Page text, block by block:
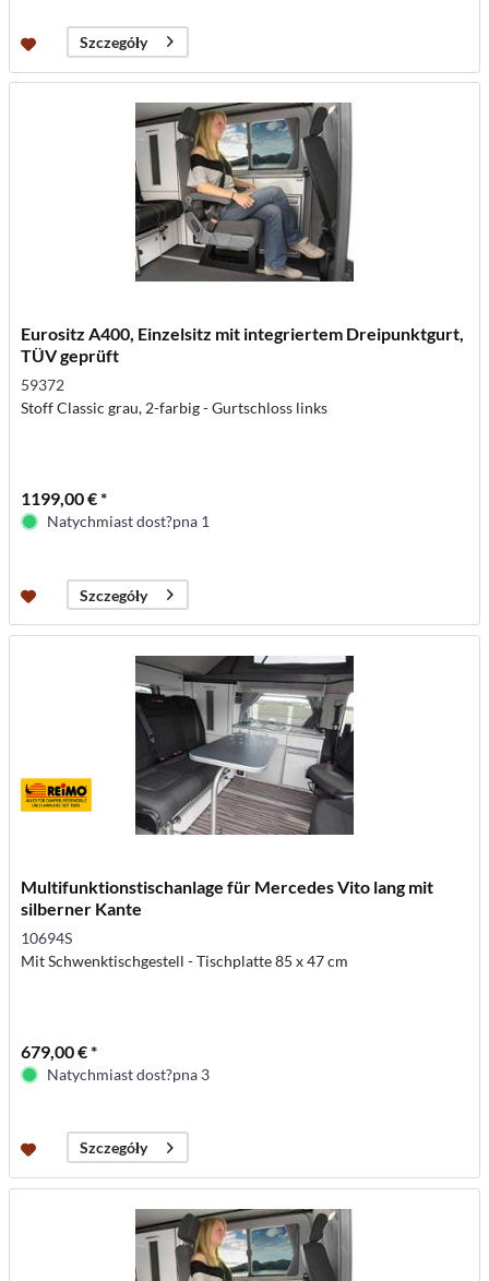
Szczegóły
Eurositz A400, Einzelsitz mit integriertem Dreipunktgurt,
TÜV geprüft
59372
Stoff Classic grau, 2-farbig - Gurtschloss links
1199,00 € *
Natychmiast dost?pna 1
Szczegóły
Multifunktionstischanlage für Mercedes Vito lang mit
silberner Kante
10694S
Mit Schwenktischgestell - Tischplatte 85 x 47 cm
679,00 € *
Natychmiast dost?pna 3
Szczegóły